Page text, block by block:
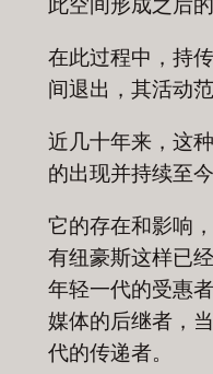
在此过程中，持
间退出，其活动
近几十年来，这
的出现并持续至
它的存在和影响
有纽豪斯这样已
年轻一代的受惠
媒体的后继者，
代的传递者。